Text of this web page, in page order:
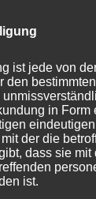
und sind
erfüllend.
in die
die
ich
ist jede von
den
in Form
der die
dass sie mit
ist.